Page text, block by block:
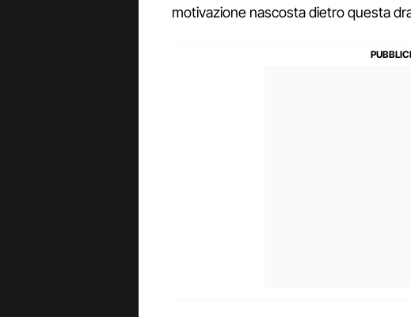
motivazione nascosta dietro questa